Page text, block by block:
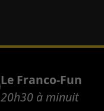
Le Franco-Fun
20h30 à minuit